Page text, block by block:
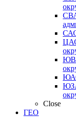
Close
ГЕО